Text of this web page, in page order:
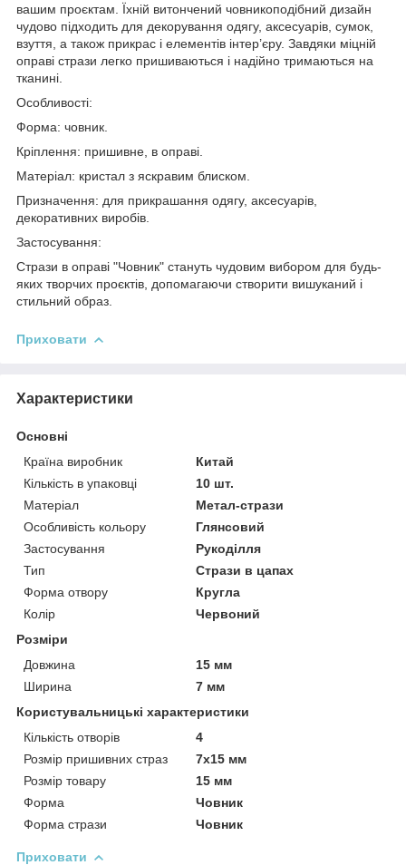
вашим проєктам. Їхній витончений човникоподібний дизайн
чудово підходить для декорування одягу, аксесуарів, сумок,
взуття, а також прикрас і елементів інтер’єру. Завдяки міцній
оправі стрази легко пришиваються і надійно тримаються на
тканині.
Особливості:
Форма: човник.
Кріплення: пришивне, в оправі.
Матеріал: кристал з яскравим блиском.
Призначення: для прикрашання одягу, аксесуарів,
декоративних виробів.
Застосування:
Стрази в оправі "Човник" стануть чудовим вибором для будь-
яких творчих проєктів, допомагаючи створити вишуканий і
стильний образ.
Приховати
Характеристики
Основні
Країна виробник
Китай
Кількість в упаковці
10 шт.
Матеріал
Метал-стрази
Особливість кольору
Глянсовий
Застосування
Рукоділля
Тип
Стрази в цапах
Форма отвору
Кругла
Колір
Червоний
Розміри
Довжина
15 мм
Ширина
7 мм
Користувальницькі характеристики
Кількість отворів
4
Розмір пришивних страз
7х15 мм
Розмір товару
15 мм
Форма
Човник
Форма стрази
Човник
Приховати